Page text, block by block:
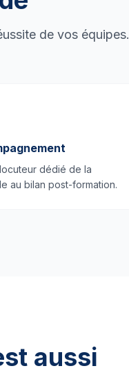
de vos équipes.
dédié de la
au bilan post-formation.
aussi